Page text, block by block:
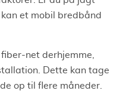
et mobil bredbånd
net derhjemme,
Dette kan tage
op til flere måneder.